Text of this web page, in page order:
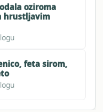
oziroma
hrustljavim
feta sirom,